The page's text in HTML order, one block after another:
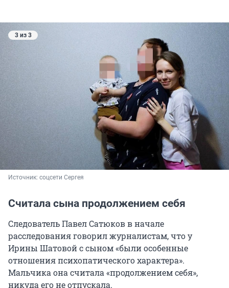
3 из 3
Источник: соцсети Сергея
Считала сына продолжением себя
Cледователь Павел Сатюков в начале
расследования говорил журналистам, что у
Ирины Шатовой с сыном «были особенные
отношения психопатического характера».
Мальчика она считала «продолжением себя»,
никуда его не отпускала.